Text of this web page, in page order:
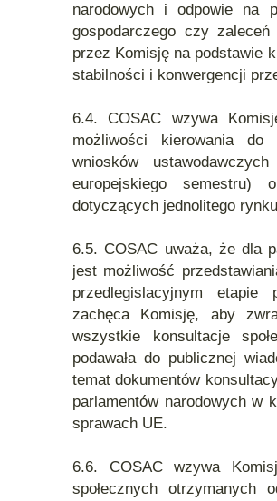
narodowych i odpowie na
gospodarczego czy
przez Komisję na podstawie
stabilności i konwergencji
6.4. COSAC wzywa
możliwości kierowania do
wniosków
europejskiego semestru)
dotyczących jednolitego
6.5. COSAC uważa, że dla
jest możliwość
przedlegislacyjnym
zachęca Komisję, aby
wszystkie konsultacje
podawała do publicznej
temat dokumentów
parlamentów narodowych w
sprawach UE.
6.6. COSAC wzywa
społecznych otrzymanych